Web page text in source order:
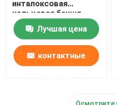
инталоксовая
кольцевая башня
Лучшая цена
контактные